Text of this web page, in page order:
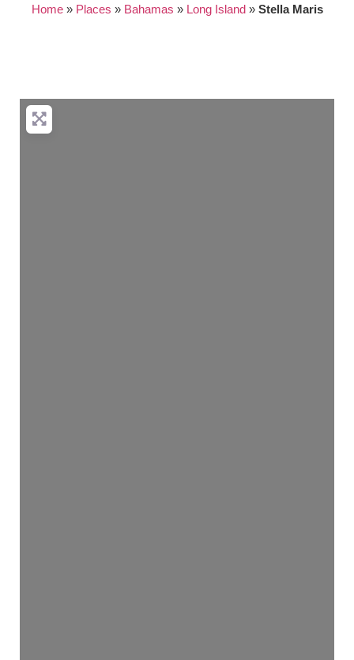
Home» Places » Bahamas » Long Island» Stella Maris